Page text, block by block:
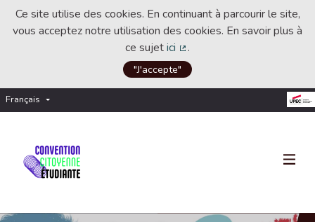
Ce site utilise des cookies. En continuant à parcourir le site,
vous acceptez notre utilisation des cookies. En savoir plus à
ce sujetici
(Lien externe)
.
"J'accepte"
Français Choisir la langue